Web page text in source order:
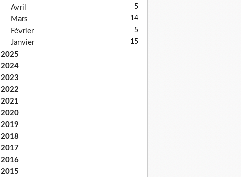
Avril 5
Mars 14
Février 5
Janvier 15
2025
2024
2023
2022
2021
2020
2019
2018
2017
2016
2015